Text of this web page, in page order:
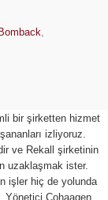
bir şirketten hizmet
izliyoruz.
ve Rekall şirketinin
uzaklaşmak ister.
işler hiç de yolunda
Yönetici Cohaagen